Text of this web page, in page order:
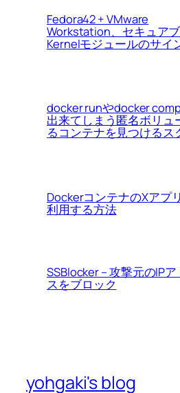
Fedora42 + VMware
Workstation、セキュア
Kernelモジュールのサイ
docker runやdocker
出来てしまう匿名ボリュ
るコンテナを見つけるス
DockerコンテナのXアプ
利用する方法
SSBlocker – 攻撃元のIPア
スをブロック
yohgaki's blog